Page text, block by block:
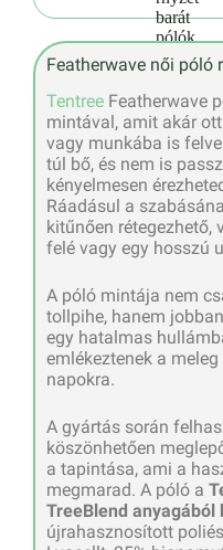
Featherwave női póló
Tentree Featherwave
mintával, amit akár
vagy munkába is
túl bő, és nem is
kényelmesen
Ráadásul a
kitűnően rétegezhető,
felé vagy egy hosszú
A póló mintája nem
tollpihe, hanem
egy hatalmas
emlékeztenek a meleg
napokra.
A gyártás során
köszönhetően
a tapintása, ami a
megmarad. A póló a
TreeBlend anyagából
újrahasznosított